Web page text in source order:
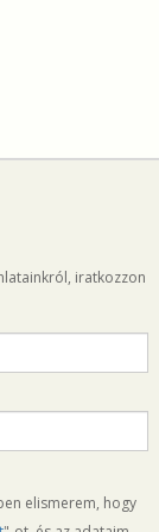
iratkozzon
elismerem, hogy